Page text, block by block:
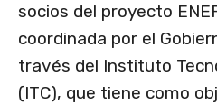
socios del proyecto
coordinada por el
través del Instituto
(ITC), que tiene como